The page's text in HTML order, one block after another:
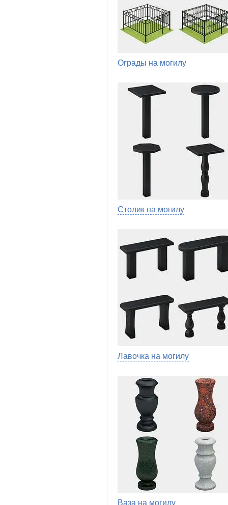
Ограды на могилу
Столик на могилу
Лавочка на могилу
Ваза на могилу